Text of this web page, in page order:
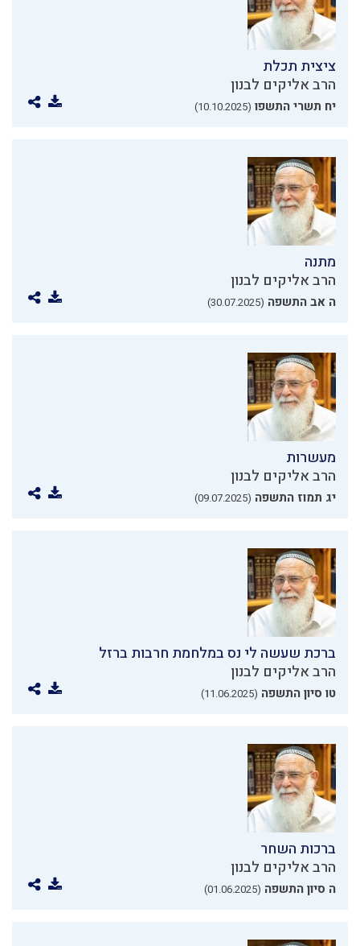
ציצית תכלת
הרב אליקים לבנון
יח תשרי התשפו (10.10.2025)
מתנה
הרב אליקים לבנון
ה אב התשפה (30.07.2025)
מעשרות
הרב אליקים לבנון
יג תמוז התשפה (09.07.2025)
ברכת שעשה לי נס במלחמת חרבות ברזל
הרב אליקים לבנון
טו סיון התשפה (11.06.2025)
ברכות השחר
הרב אליקים לבנון
ה סיון התשפה (01.06.2025)